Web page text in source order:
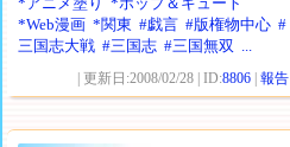
*Web漫画 *関東 #戯言 #版権物中心 #
三国志大戦 #三国志 #三国無双 ...
| 更新日:2008/02/28 | ID:8806 |報告